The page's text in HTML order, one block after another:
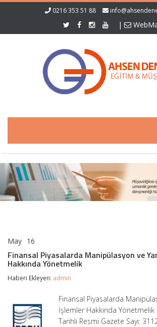
0216 353 51 88
|
May 16
Manipülasyon
ve
Yanıltıcı
Yönetmelik
Finansal Piyasalarda Manipülasyon ve
Hakkında Yönetmelik
Haberi Ekleyen: admin
Finansal Piyasalarda
İşlemler Hakkında Yönetmelik
Tarihli Resmi Gazete Sayı: